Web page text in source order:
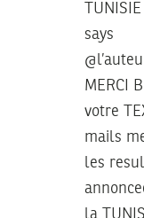
says
MERCI
votre
mails
les
la